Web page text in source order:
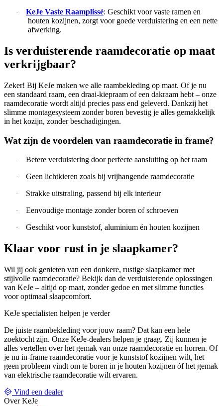
· KeJe Vaste Raamplissé: Geschikt voor vaste ramen en
houten kozijnen, zorgt voor goede verduistering en een nette
afwerking.
Is verduisterende raamdecoratie op maat
verkrijgbaar?
Zeker! Bij KeJe maken we alle raambekleding op maat. Of je nu
een standaard raam, een draai-kiepraam of een dakraam hebt – onze
raamdecoratie wordt altijd precies pass end geleverd. Dankzij het
slimme montagesysteem zonder boren bevestig je alles gemakkelijk
in het kozijn, zonder beschadigingen.
Wat zijn de voordelen van raamdecoratie in frame?
· Betere verduistering door perfecte aansluiting op het raam
· Geen lichtkieren zoals bij vrijhangende raamdecoratie
· Strakke uitstraling, passend bij elk interieur
· Eenvoudige montage zonder boren of schroeven
· Geschikt voor kunststof, aluminium én houten kozijnen
Klaar voor rust in je slaapkamer?
Wil jij ook genieten van een donkere, rustige slaapkamer met
stijlvolle raamdecoratie? Bekijk dan de verduisterende oplossingen
van KeJe – altijd op maat, zonder gedoe en met slimme functies
voor optimaal slaapcomfort.
KeJe specialisten helpen je verder
De juiste raambekleding voor jouw raam? Dat kan een hele
zoektocht zijn. Onze KeJe-dealers helpen je graag. Zij kunnen je
alles vertellen over het gemak van onze raamdecoratie en horren. Of
je nu in-frame raamdecoratie voor je kunststof kozijnen wilt, het
geen probleem vindt om te boren in je houten kozijnen óf het gemak
van elektrische raamdecoratie wilt ervaren.
Vind een dealer
Over KeJe